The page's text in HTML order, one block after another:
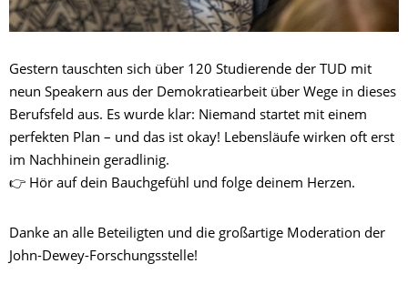
Gestern tauschten sich über 120 Studierende der TUD mit
neun Speakern aus der Demokratiearbeit über Wege in dieses
Berufsfeld aus. Es wurde klar: Niemand startet mit einem
perfekten Plan – und das ist okay! Lebensläufe wirken oft erst
im Nachhinein geradlinig.
👉 Hör auf dein Bauchgefühl und folge deinem Herzen.
Danke an alle Beteiligten und die großartige Moderation der
John-Dewey-Forschungsstelle!